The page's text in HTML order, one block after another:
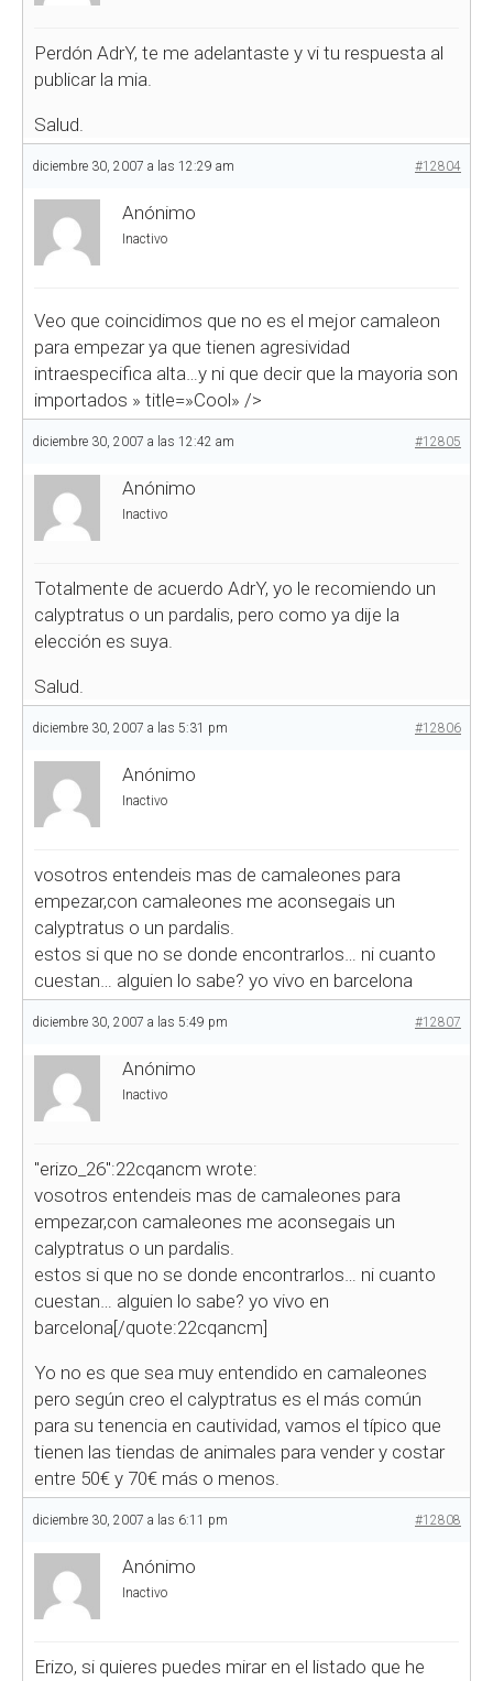
Perdón AdrY, te me adelantaste y vi tu respuesta al
publicar la mia.
Salud.
diciembre 30, 2007 a las 12:29 am #12804
Anónimo
Inactivo
Veo que coincidimos que no es el mejor camaleon
para empezarya que tienen agresividad
intraespecifica alta…y ni que decir que la mayoria son
importados » title=»Cool» />
diciembre 30, 2007 a las 12:42 am #12805
Anónimo
Inactivo
Totalmente de acuerdo AdrY, yo le recomiendo un
calyptratus o un pardalis, pero como ya dije la
elección es suya.
Salud.
diciembre 30, 2007 a las 5:31 pm #12806
Anónimo
Inactivo
vosotros entendeis mas de camaleones para
empezar,con camaleones me aconsegais un
calyptratus o un pardalis.
estos si que no se donde encontrarlos… ni cuanto
cuestan… alguien lo sabe? yo vivo en barcelona
diciembre 30, 2007 a las 5:49 pm #12807
Anónimo
Inactivo
"erizo_26":22cqancm wrote:
vosotros entendeis mas de camaleones para
empezar,con camaleones me aconsegais un
calyptratus o un pardalis.
estos si que no se donde encontrarlos… ni cuanto
cuestan… alguien lo sabe? yo vivo en
barcelona[/quote:22cqancm]
Yo no es que sea muy entendido en camaleones
pero según creo el calyptratus es el más común
para su tenencia en cautividad, vamos el típico que
tienen las tiendas de animales para vender y costar
entre 50€ y 70€ más o menos.
diciembre 30, 2007 a las 6:11 pm #12808
Anónimo
Inactivo
Erizo, si quieres puedes mirar en el listado que he